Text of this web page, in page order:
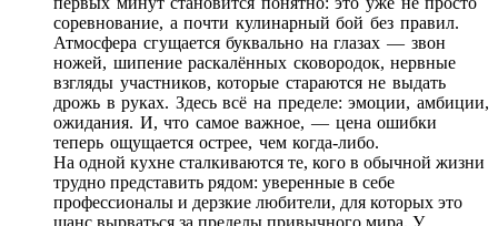
соревнование, а почти кулинарный бой без правил.
Атмосфера сгущается буквально на глазах — звон
ножей, шипение раскалённых сковородок, нервные
взгляды участников, которые стараются не выдать
дрожь в руках. Здесь всё на пределе: эмоции, амбиции,
ожидания. И, что самое важное, — цена ошибки
теперь ощущается острее, чем когда-либо.
На одной кухне сталкиваются те, кого в обычной жизни
трудно представить рядом: уверенные в себе
профессионалы и дерзкие любители, для которых это
шанс вырваться за пределы привычного мира. У